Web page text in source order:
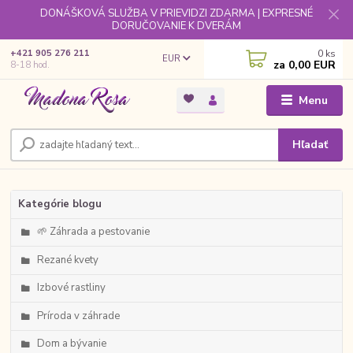
DONÁŠKOVÁ SLUŽBA V PRIEVIDZI ZDARMA | EXPRESNÉ
DORUČOVANIE K DVERÁM
Menu
EUR
Hľadať
+421 905 276 211
8-18 hod.
0 ks
za 0,00 EUR
Kategórie blogu
🌱 Záhrada a pestovanie
Rezané kvety
Izbové rastliny
Príroda v záhrade
Dom a bývanie